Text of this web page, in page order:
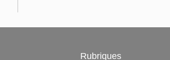
Rubriques